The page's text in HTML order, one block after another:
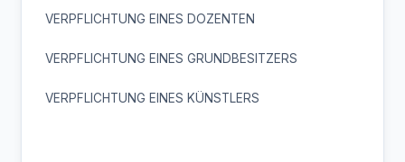
VERPFLICHTUNG EINES DOZENTEN
VERPFLICHTUNG EINES GRUNDBESITZERS
VERPFLICHTUNG EINES KÜNSTLERS